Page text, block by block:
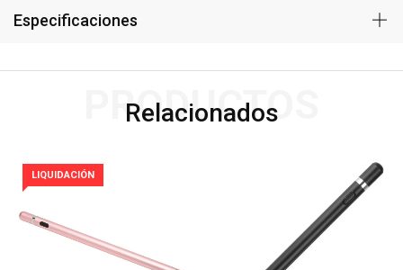
Especificaciones
Relacionados
PRODUCTOS
LIQUIDACIÓN